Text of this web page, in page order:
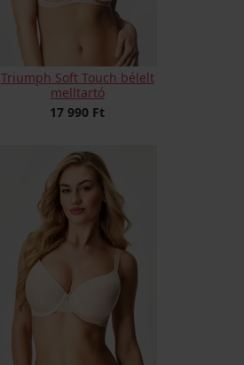
Triumph Soft Touch bélelt
melltartó
17 990 Ft